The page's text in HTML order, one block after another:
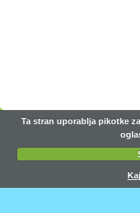
Ta stran uporablja pikotke